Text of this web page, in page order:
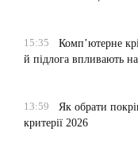
15:35
Комп’ютерне
й підлога впливають
13:59
Як обрати
критерії 2026